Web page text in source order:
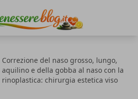
Correzione del naso grosso, lungo,
aquilino e della gobba al naso con la
rinoplastica: chirurgia estetica viso